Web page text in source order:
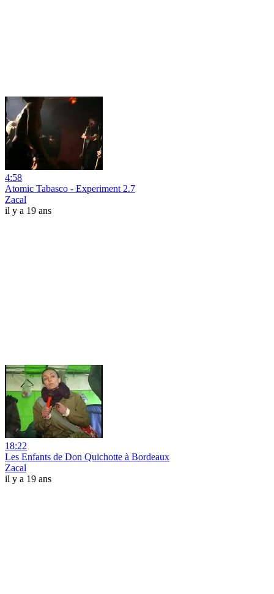
4:58
Atomic Tabasco - Experiment 2.7
Zacal
il y a 19 ans
18:22
Les Enfants de Don Quichotte à Bordeaux
Zacal
il y a 19 ans